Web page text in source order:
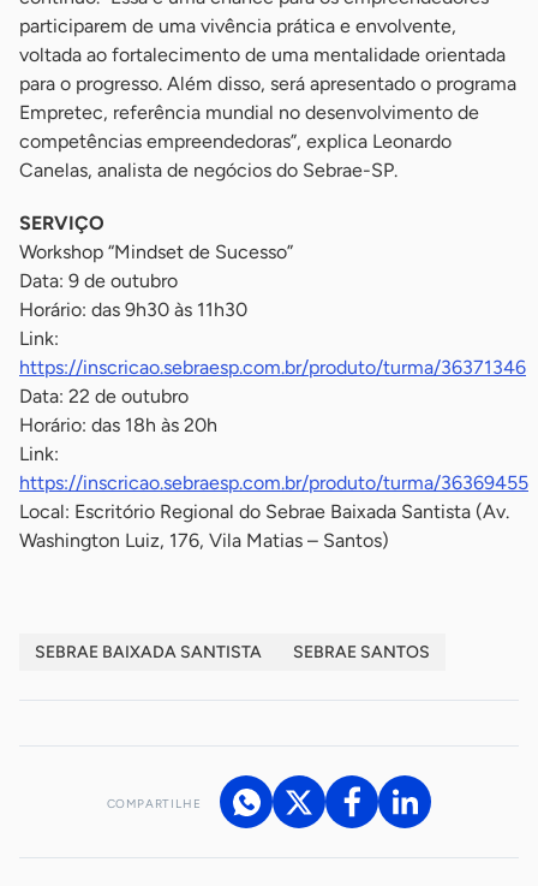
participarem de uma vivência prática e envolvente,
voltada ao fortalecimento de uma mentalidade orientada
para o progresso. Além disso, será apresentado o programa
Empretec, referência mundial no desenvolvimento de
competências empreendedoras”, explica Leonardo
Canelas, analista de negócios do Sebrae-SP.
SERVIÇO
Workshop “Mindset de Sucesso”
Data: 9 de outubro
Horário: das 9h30 às 11h30
Link:
https://inscricao.sebraesp.com.br/produto/turma/36371346
Data: 22 de outubro
Horário: das 18h às 20h
Link:
https://inscricao.sebraesp.com.br/produto/turma/36369455
Local: Escritório Regional do Sebrae Baixada Santista (Av.
Washington Luiz, 176, Vila Matias – Santos)
SEBRAE BAIXADA SANTISTA SEBRAE SANTOS
COMPARTILHE